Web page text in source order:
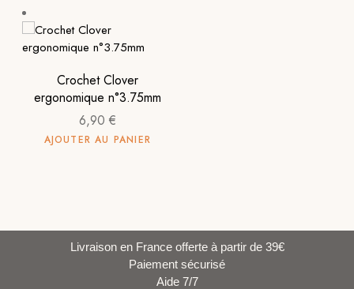
Crochet Clover
ergonomique n°3.75mm
6,90 €
AJOUTER AU PANIER
Livraison en France offerte à partir de 39€
Paiement sécurisé
Aide 7/7